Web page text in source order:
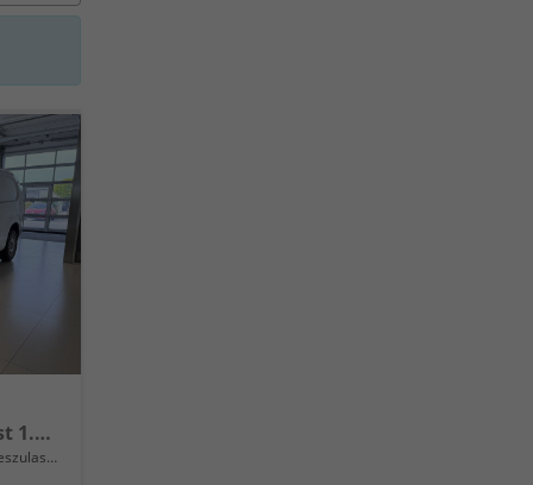
L2H1 mit erhöhter Nutzlast 1.5 BlueHDi 75 kW (102 PS) Klimaanlage, Radio, DAB, Android Auto, Apple CarPlay, Rückfahrkamera, Magic Cargo, Laderaumboden aus Gummibelag, Ersatzrad, 10" Infotainmentsystem "All In One", 16" Stahlfelgen, uvm.